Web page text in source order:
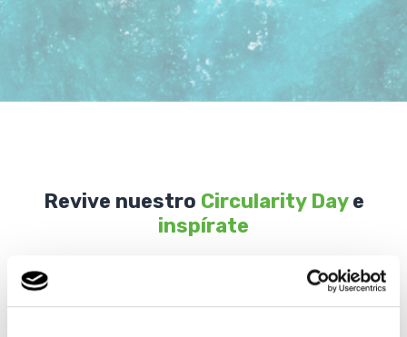
Revive nuestro Circularity Daye
inspírate